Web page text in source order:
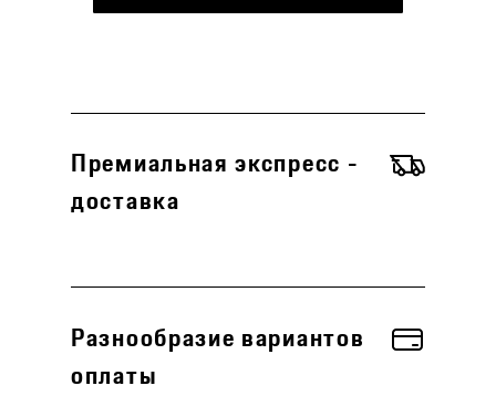
Премиальная экспресс -
доставка
Разнообразие вариантов
оплаты